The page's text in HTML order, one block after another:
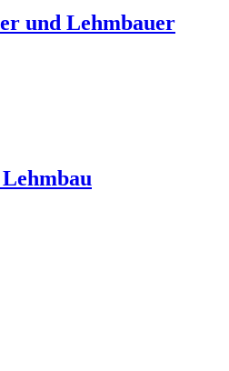
und Lehmbauer